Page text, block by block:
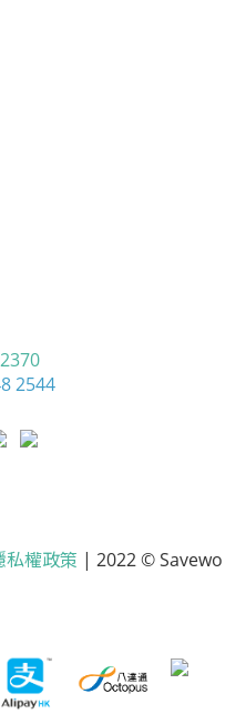
2544
私權政策 | 2022 © Savewo